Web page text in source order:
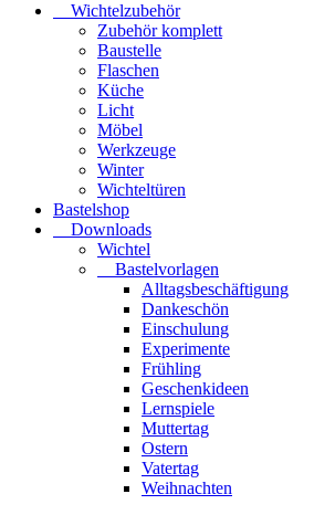
Wichtelzubehör
Zubehör komplett
Baustelle
Flaschen
Küche
Licht
Möbel
Werkzeuge
Winter
Wichteltüren
Bastelshop
Downloads
Wichtel
Bastelvorlagen
Alltagsbeschäftigung
Dankeschön
Einschulung
Experimente
Frühling
Geschenkideen
Lernspiele
Muttertag
Ostern
Vatertag
Weihnachten